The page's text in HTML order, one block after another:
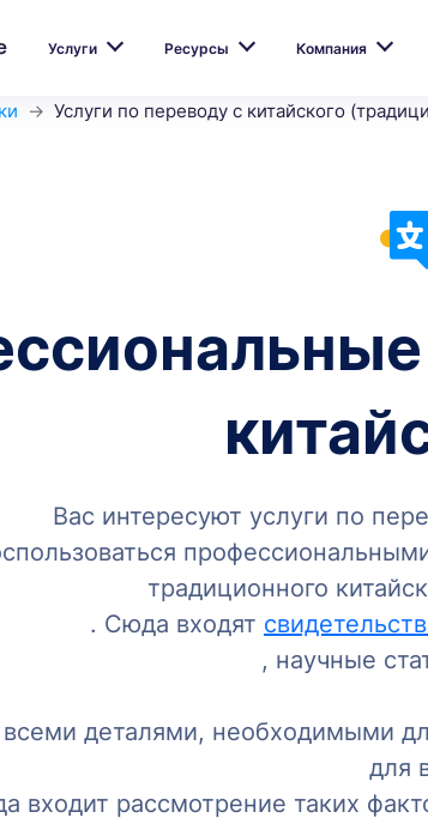
Услуги Ресурсы Компания
Услуги по переводу с китайского
Вас интересуют услуги по
традиционного
. Сюда входят
, научные
деталями, необходимыми
для
входит рассмотрение таких